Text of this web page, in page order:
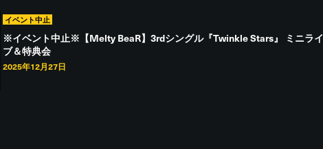
イベント中止
※イベント中止※【Melty BeaR】3rdシングル『Twinkle Stars』 ミニライ
ブ＆特典会
2025年12月27日